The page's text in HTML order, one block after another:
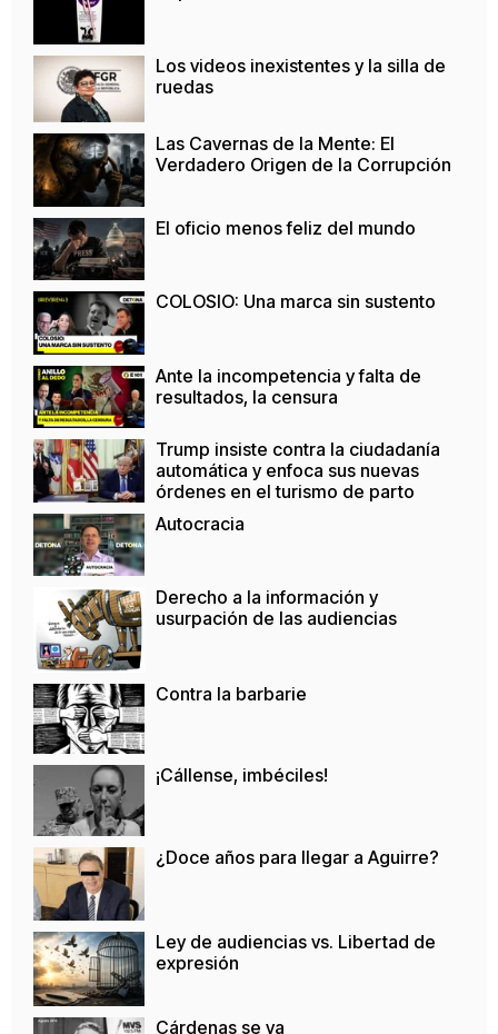
Los videos inexistentes y la silla de
ruedas
Las Cavernas de la Mente: El
Verdadero Origen de la Corrupción
El oficio menos feliz del mundo
COLOSIO: Una marca sin sustento
Ante la incompetencia y falta de
resultados, la censura
Trump insiste contra la ciudadanía
automática y enfoca sus nuevas
órdenes en el turismo de parto
Autocracia
Derecho a la información y
usurpación de las audiencias
Contra la barbarie
¡Cállense, imbéciles!
¿Doce años para llegar a Aguirre?
Ley de audiencias vs. Libertad de
expresión
Cárdenas se va